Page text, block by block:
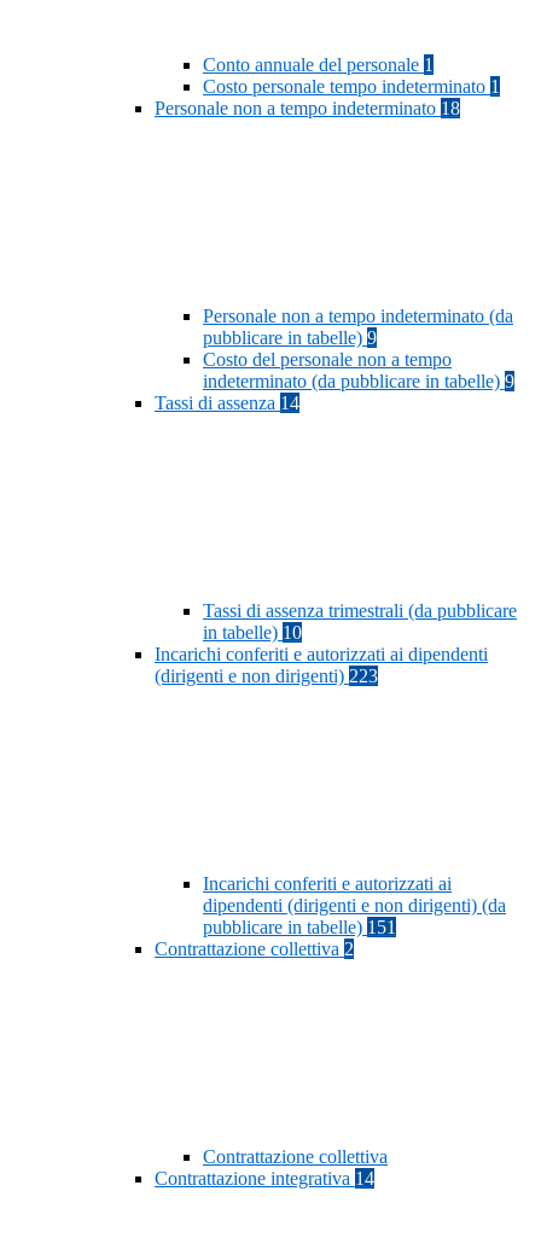
Conto annuale del personale 1
Costo personale tempo indeterminato 1
Personale non a tempo indeterminato 18
Personale non a tempo indeterminato (da
pubblicare in tabelle) 9
Costo del personale non a tempo
indeterminato (da pubblicare in tabelle) 9
Tassi di assenza 14
Tassi di assenza trimestrali (da pubblicare
in tabelle) 10
Incarichi conferiti e autorizzati ai dipendenti
(dirigenti e non dirigenti) 223
Incarichi conferiti e autorizzati ai
dipendenti (dirigenti e non dirigenti) (da
pubblicare in tabelle) 151
Contrattazione collettiva 2
Contrattazione collettiva
Contrattazione integrativa 14